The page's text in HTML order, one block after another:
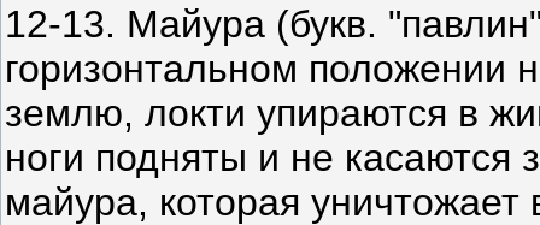
12-13. Майура (букв.
горизонтальном положении
землю, локти упираются в
ноги подняты и не касаются
майура, которая уничтожает